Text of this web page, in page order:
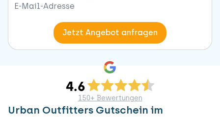
Email
Jetzt Angebot anfragen
150+ Bewertungen
Urban Outfitters Gutschein im